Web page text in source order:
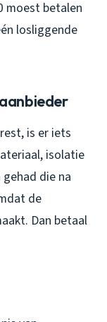
moest betalen
losliggende
is er iets
isolatie
die na
de
Dan betaal